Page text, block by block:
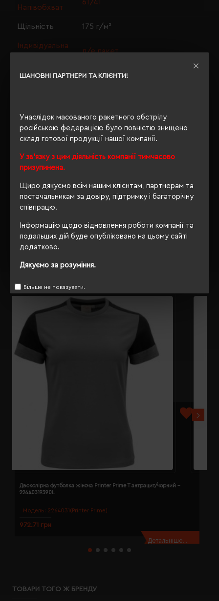
ШАНОВНІ ПАРТНЕРИ ТА КЛІЄНТИ!
Унаслідок масованого ракетного обстрілу
російською федерацією було повністю знищено
склад готової продукції нашої компанії.
У зв'язку з цим діяльність компанії тимчасово
призупинена.
Щиро дякуємо всім нашим клієнтам, партнерам та
постачальникам за довіру, підтримку і багаторічну
співпрацю.
Інформацію щодо відновлення роботи компанії та
подальших дій буде опубліковано на цьому сайті
додатково.
Дякуємо за розуміння.
Більше не показувати.
Напівобхват
61/41
Щільність 175 г/м²
Індивідуальна
п/е пакет
Крій приталений
Сертифікація
OEKO-TEX® Standard 100, PETA-
Approved Vegan, Organic 100
blended content standard
ОПИС
ВІДГУКИ
Модель: 2264031(Printer Prime)
Двоколірна футболка жіноча Printer Prime T антрацит/чорний -
22640319390L
972.71 грн
Детальніше...
ТОВАРИ ТОГО Ж БРЕНДУ